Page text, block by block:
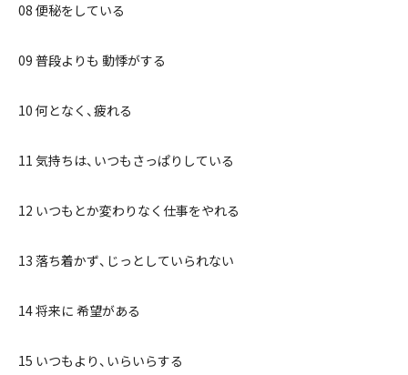
08 便秘をしている
09 普段よりも 動悸がする
10 何となく、疲れる
11 気持ちは、いつもさっぱりしている
12 いつもとか変わりなく仕事をやれる
13 落ち着かず、じっとしていられない
14 将来に 希望がある
15 いつもより、いらいらする